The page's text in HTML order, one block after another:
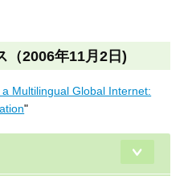
（2006年11月2日)
Multilingual Global Internet:
"